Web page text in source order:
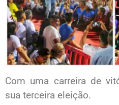
Com uma carreira de
sua terceira eleição.